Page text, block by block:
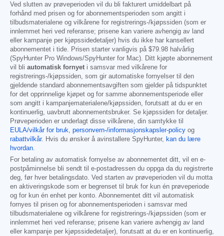
Ved slutten av prøveperioden vil du bli fakturert umiddelbart på
forhånd med prisen og for abonnementsperioden som angitt i
tilbudsmaterialene og vilkårene for registrerings-/kjøpssiden (som er
innlemmet heri ved referanse; prisene kan variere avhengig av land
eller kampanje per kjøpssidedetaljer) hvis du ikke har kansellert
abonnementet i tide. Prisen starter vanligvis på $79.98 halvårlig
(SpyHunter Pro Windows/SpyHunter for Mac). Ditt kjøpte abonnement
vil bli automatisk fornyet i samsvar med vilkårene for
registrerings-/kjøpssiden, som gir automatiske fornyelser til den
gjeldende standard abonnementsavgiften som gjelder på tidspunktet
for det opprinnelige kjøpet og for samme abonnementsperiode eller
som angitt i kampanjematerialene/kjøpssiden, forutsatt at du er en
kontinuerlig, uavbrutt abonnementsbruker. Se kjøpssiden for detaljer.
Prøveperioden er underlagt disse vilkårene, din samtykke til
EULA/vilkår for bruk, personvern-/informasjonskapsler-policy og
rabattvilkår. Hvis du ønsker å avinstallere SpyHunter, kan du lære
hvordan.
For betaling av automatisk fornyelse av abonnementet ditt, vil en e-
postpåminnelse bli sendt til e-postadressen du oppga da du registrerte
deg, før hver betalingsdato. Ved starten av prøveperioden vil du motta
en aktiveringskode som er begrenset til bruk for kun én prøveperiode
og for kun én enhet per konto. Abonnementet ditt vil automatisk
fornyes til prisen og for abonnementsperioden i samsvar med
tilbudsmaterialene og vilkårene for registrerings-/kjøpssiden (som er
innlemmet heri ved referanse; prisene kan variere avhengig av land
eller kampanje per kjøpssidedetaljer), forutsatt at du er en kontinuerlig,